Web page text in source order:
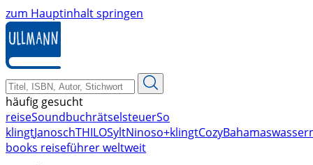
zum Hauptinhalt springen
häufig gesucht
reiseSoundbuchrätselsteuerSo
klingtJanoschTHILOSyltNinoso+klingtCozyBahamas
books reiseführer weltweit